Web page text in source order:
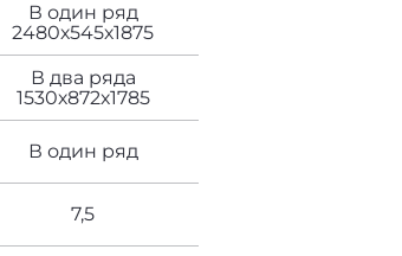
В один ряд
2480х545х1875
В два ряда
1530х872х1785
В один ряд
7,5